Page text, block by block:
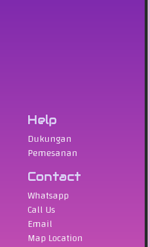
Help
Dukungan
Pemesanan
Contact
Whatsapp
Call Us
Email
Map Location